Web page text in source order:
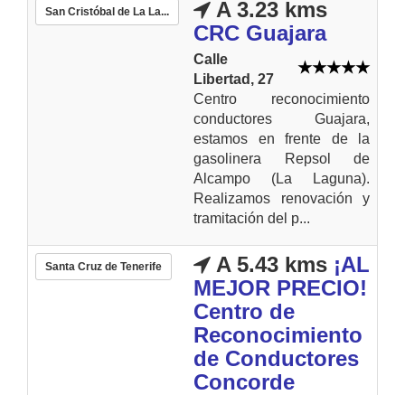
San Cristóbal de La La...
A 3.23 kms
CRC Guajara
Calle
Libertad, 27
Centro reconocimiento
conductores Guajara,
estamos en frente de la
gasolinera Repsol de
Alcampo (La Laguna).
Realizamos renovación y
tramitación del p...
Santa Cruz de Tenerife A 5.43 kms ¡AL
MEJOR PRECIO!
Centro de
Reconocimiento
de Conductores
Concorde